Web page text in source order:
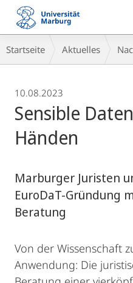
Mobile-
Navigation
Breadcrumb-
Navigation
Startseite Aktuelles
10.08.2023
Sensible
Händen
Marburger Juristen
EuroDaT-Gründung
Beratung
Von der Wissenschaft
Anwendung: Die